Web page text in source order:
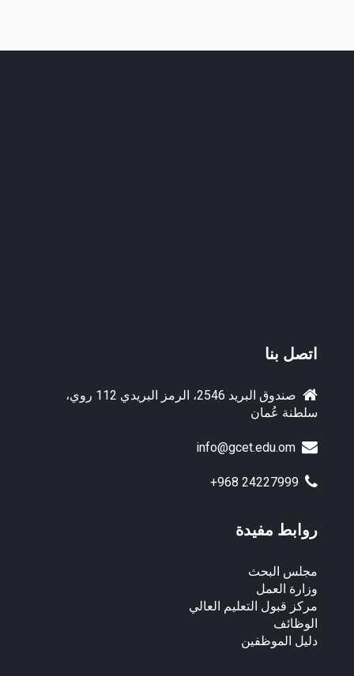
اتصل بنا
صندوق البريد 2546، الرمز البريدي 112 روي،
سلطنة عُمان
info@gcet.edu.om
+968 24227999
روابط مفيدة
مجلس البحث
وزارة العمل
مركز قبول التعليم العالي
الوظائف
دليل الموظفين